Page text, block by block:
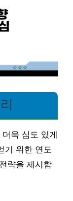
욱 심도 있게
기 위한 연도
략을 제시합